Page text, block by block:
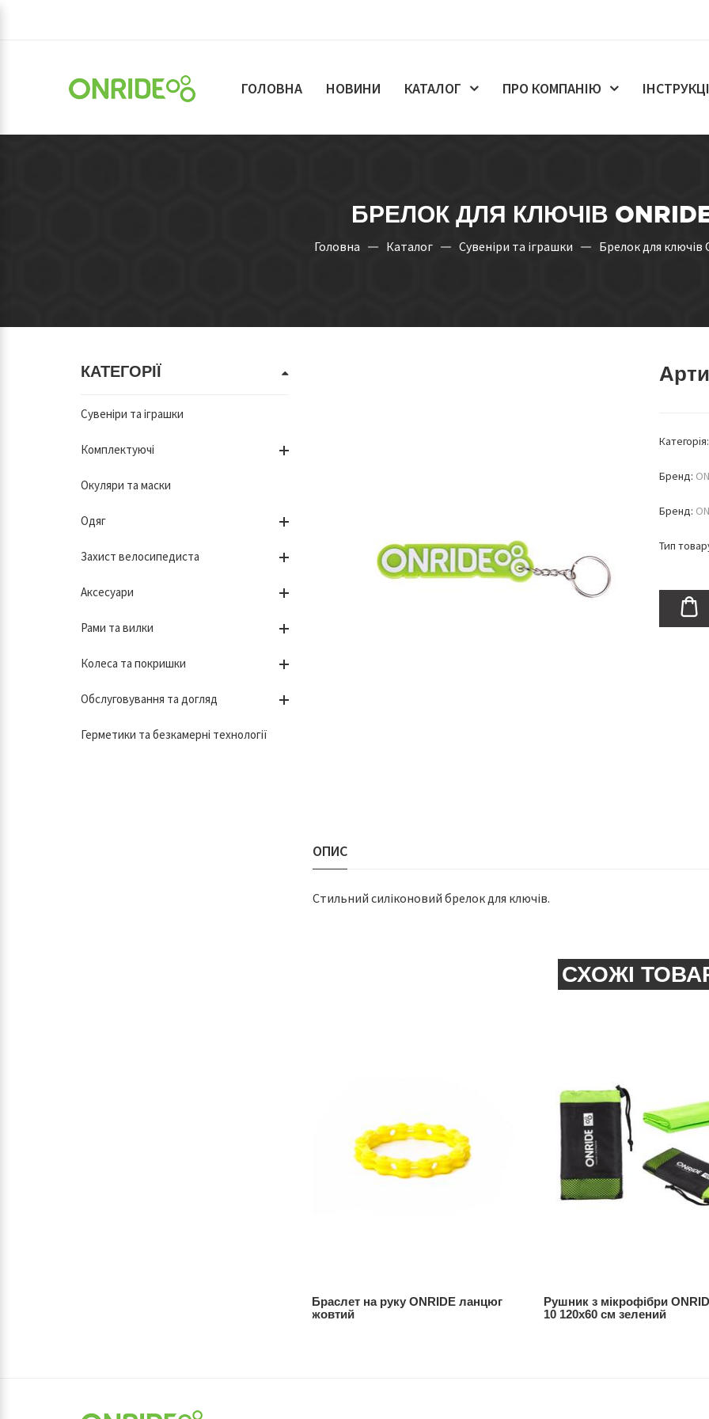
ГОЛОВНА НОВИНИ КАТАЛОГ ПРО КОМПАНІЮ
БРЕЛОК ДЛЯ КЛЮЧІВ
Головна Каталог Сувеніри та іграшки Брелок для ключів
Бренд:
Бренд:
Тип
ОПИС
Стильний силіконовий брелок для ключів.
СХОЖІ
Браслет на руку ONRIDE ланцюг
жовтий
Рушник з мікрофібри
10 120х60 см зелений
КАТЕГОРІЇ
Сувеніри та іграшки
Комплектуючі
Окуляри та маски
Одяг
Захист велосипедиста
Аксесуари
Рами та вилки
Колеса та покришки
Обслуговування та догляд
Герметики та безкамерні технології